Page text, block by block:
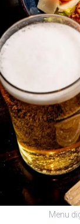
Menu